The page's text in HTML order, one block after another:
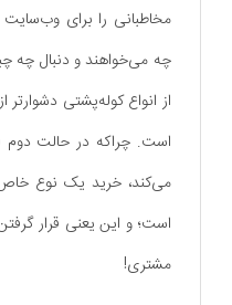
مخاطبانی را برای
چه می‌خواهند و دنبال چه
از انواع کوله‌پشتی
است. چراکه در حالت دوم
می‌کند، خرید یک نوع خاص
است؛ و این یعنی قرار
مشتری!